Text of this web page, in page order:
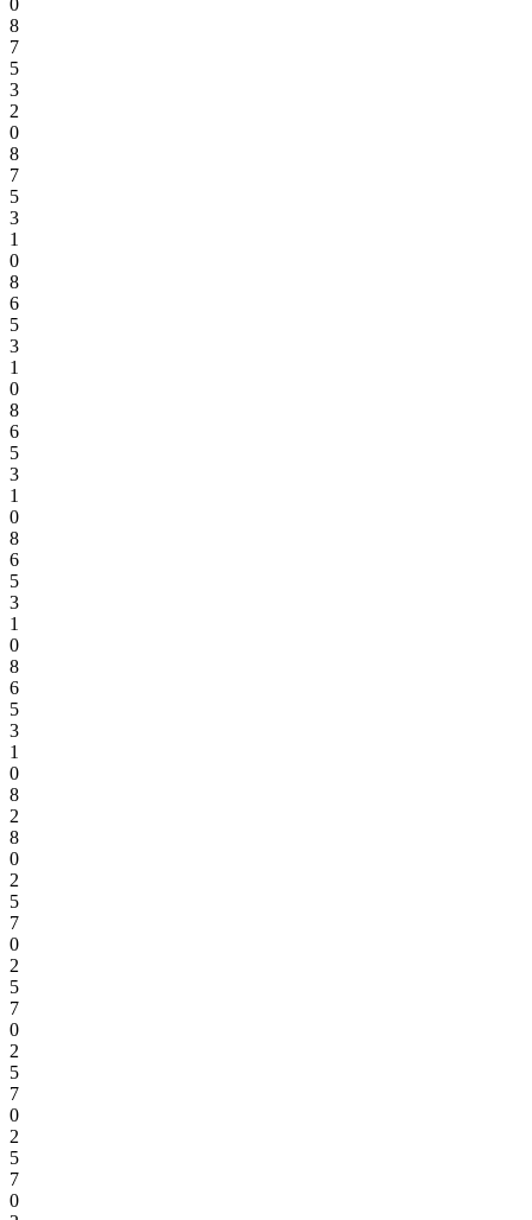
0
8
7
5
3
2
0
8
7
5
3
1
0
8
6
5
3
1
0
8
6
5
3
1
0
8
6
5
3
1
0
8
6
5
3
1
0
8
2
8
0
2
5
7
0
2
5
7
0
2
5
7
0
2
5
7
0